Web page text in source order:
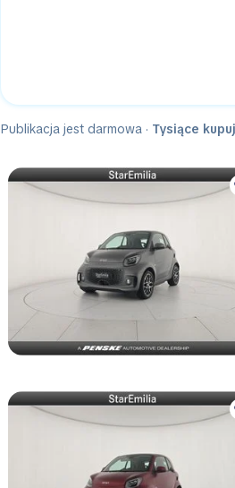
Publikacja jest darmowa · Tysiące